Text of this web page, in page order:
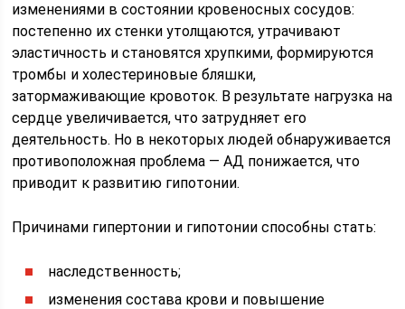
изменениями в состоянии кровеносных сосудов:
постепенно их стенки утолщаются, утрачивают
эластичность и становятся хрупкими, формируются
тромбы и холестериновые бляшки,
затормаживающие кровоток. В результате нагрузка на
сердце увеличивается, что затрудняет его
деятельность. Но в некоторых людей обнаруживается
противоположная проблема — АД понижается, что
приводит к развитию гипотонии.
Причинами гипертонии и гипотонии способны стать:
наследственность;
изменения состава крови и повышение